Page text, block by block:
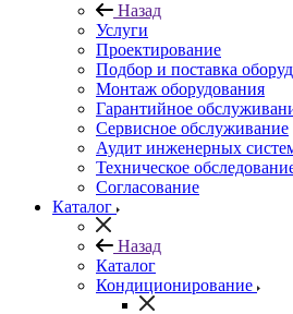
Назад
Услуги
Проектирование
Подбор и поставка
Монтаж оборудования
Гарантийное
Сервисное обслуживание
Аудит инженерных
Техническое
Согласование
Каталог
Назад
Каталог
Кондиционирование